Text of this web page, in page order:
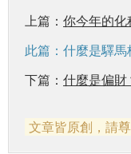
上篇： 你今年的化
此篇：什麼是驛
下篇： 什麼是偏財
文章皆原創，請